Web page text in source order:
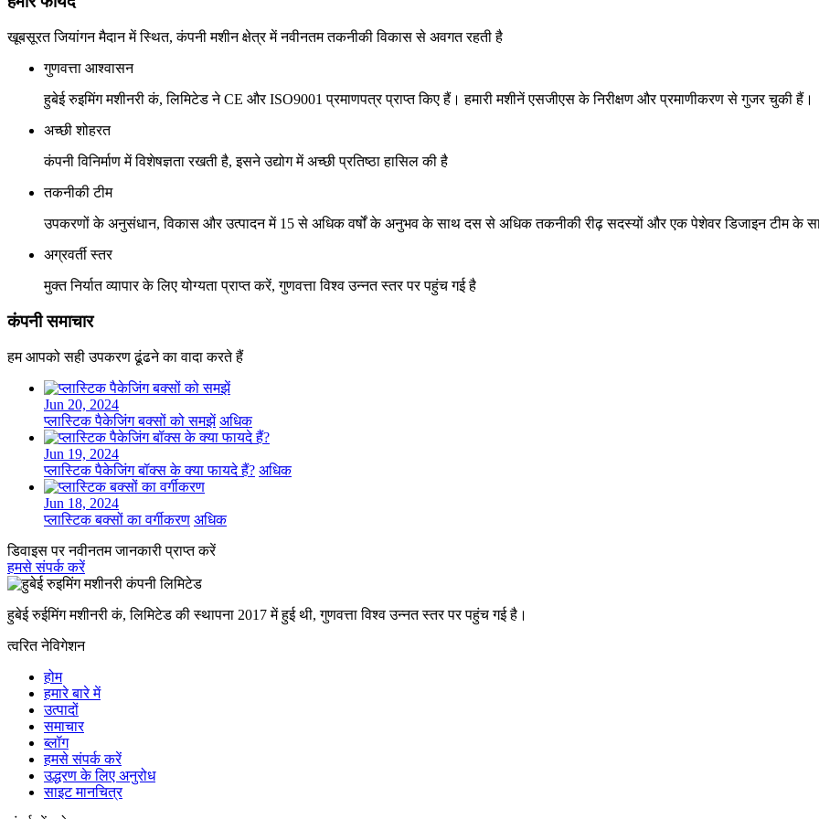
खूबसूरत जियांगन मैदान में स्थित, कंपनी मशीन क्षेत्र में नवीनतम तकनीकी विकास से अवगत रहती है
गुणवत्ता आश्वासन
हुबेई रुइमिंग मशीनरी कं, लिमिटेड ने CE और ISO9001 प्रमाणपत्र प्राप्त किए हैं। हमारी मशीनें एसजीएस के निरीक्षण और प्रमाणीकरण से गुजर चुकी हैं।
अच्छी शोहरत
कंपनी विनिर्माण में विशेषज्ञता रखती है, इसने उद्योग में अच्छी प्रतिष्ठा हासिल की है
तकनीकी टीम
उपकरणों के अनुसंधान, विकास और उत्पादन में 15 से अधिक वर्षों के अनुभव के साथ दस से अधिक तकनीकी रीढ़ सदस्यों और एक पेशेवर डिजाइन टीम के
अग्रवर्ती स्तर
मुक्त निर्यात व्यापार के लिए योग्यता प्राप्त करें, गुणवत्ता विश्व उन्नत स्तर पर पहुंच गई है
कंपनी समाचार
हम आपको सही उपकरण ढूंढने का वादा करते हैं
Jun 20, 2024
प्लास्टिक पैकेजिंग बक्सों को समझें अधिक
Jun 19, 2024
प्लास्टिक पैकेजिंग बॉक्स के क्या फायदे हैं? अधिक
Jun 18, 2024
प्लास्टिक बक्सों का वर्गीकरण अधिक
डिवाइस पर नवीनतम जानकारी प्राप्त करें
हमसे संपर्क करें
हुबेई रुईमिंग मशीनरी कं, लिमिटेड की स्थापना 2017 में हुई थी, गुणवत्ता विश्व उन्नत स्तर पर पहुंच गई है।
त्वरित नेविगेशन
होम
हमारे बारे में
उत्पादों
समाचार
ब्लॉग
हमसे संपर्क करें
उद्धरण के लिए अनुरोध
साइट मानचित्र